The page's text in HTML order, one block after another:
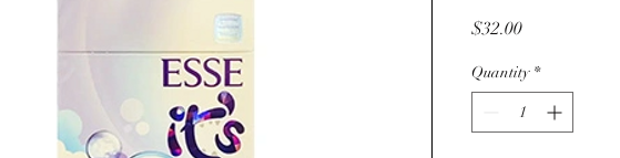
$32.00Price
Quantity *